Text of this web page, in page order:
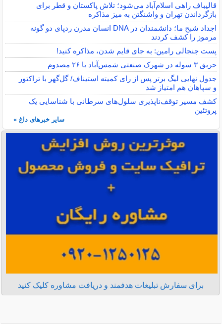
قالیباف راهی اسلام‌آباد می‌شود؛ تلاش پاکستان و قطر برای
بازگرداندن تهران و واشنگتن به میز مذاکره
اجداد شبح ما؛ دانشمندان در DNA انسان مدرن ردپای دو گونه
مرموز را کشف کردند
پست جنجالی رامین: به جای قایم شدن، مذاکره کنید!
حریق ۳ سوله در شهرک صنعتی شمس‌آباد با ۲۶ مصدوم
جدول نهایی لیگ برتر پس از رای کمیته استیناف/ گل‌گهر با تراکتور
و سپاهان هم امتیاز شد
کشف مسیر توقف‌ناپذیری سلول‌های سرطانی با شناسایی یک
پروتئین
سایر خبرهای داغ »
برای سفارش تبلیغات هدفمند و دریافت مشاوره کلیک کنید